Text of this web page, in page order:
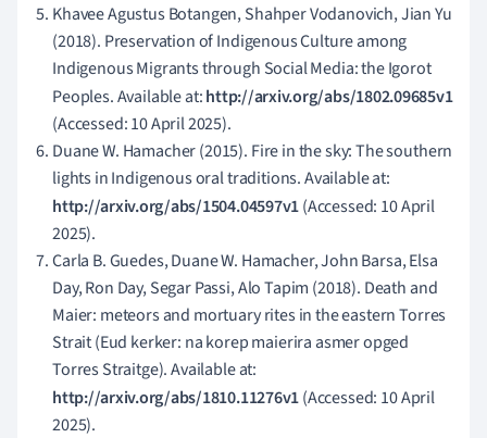
Khavee Agustus Botangen, Shahper Vodanovich, Jian Yu
(2018). Preservation of Indigenous Culture among
Indigenous Migrants through Social Media: the Igorot
Peoples. Available at:http://arxiv.org/abs/1802.09685v1
(Accessed: 10 April 2025).
Duane W. Hamacher (2015). Fire in the sky: The southern
lights in Indigenous oral traditions. Available at:
http://arxiv.org/abs/1504.04597v1(Accessed: 10 April
2025).
Carla B. Guedes, Duane W. Hamacher, John Barsa, Elsa
Day, Ron Day, Segar Passi, Alo Tapim (2018). Death and
Maier: meteors and mortuary rites in the eastern Torres
Strait (Eud kerker: na korep maierira asmer opged
Torres Straitge). Available at:
http://arxiv.org/abs/1810.11276v1(Accessed: 10 April
2025).